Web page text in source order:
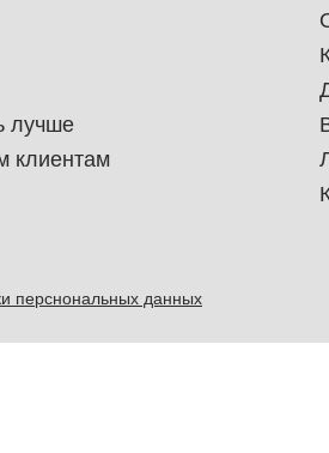
лучше
клиентам
перснональных данных